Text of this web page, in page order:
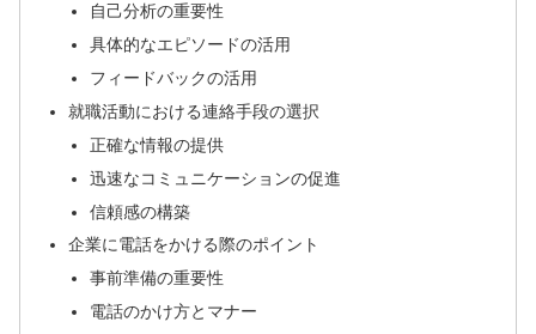
自己分析の重要性
具体的なエピソードの活用
フィードバックの活用
就職活動における連絡手段の選択
正確な情報の提供
迅速なコミュニケーションの促進
信頼感の構築
企業に電話をかける際のポイント
事前準備の重要性
電話のかけ方とマナー